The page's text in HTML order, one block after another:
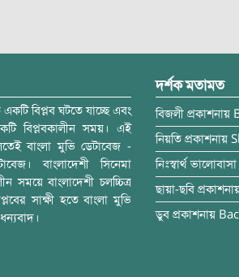
একটি বিপ্লব ঘটতে যাচ্ছে এবং
বিপ্লবকালীন সময়। এই
বাংলা মুভি ডেটাবেজ -
বাংলাদেশী সিনেমা
সময়ে বাংলাদেশী চলচ্চিত্র
সাক্ষী হতে বাংলা মুভি
দর্শক মতামত
বিজলী প্রকাশনায়
নিয়তি প্রকাশনায়
নিঃস্বার্থ ভালোবাসা
ছায়া-ছবি
ডুব প্রকাশনায়